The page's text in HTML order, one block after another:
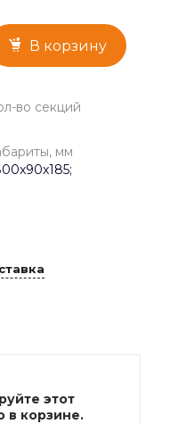
В корзину
во секций
мм
этот
в корзине.